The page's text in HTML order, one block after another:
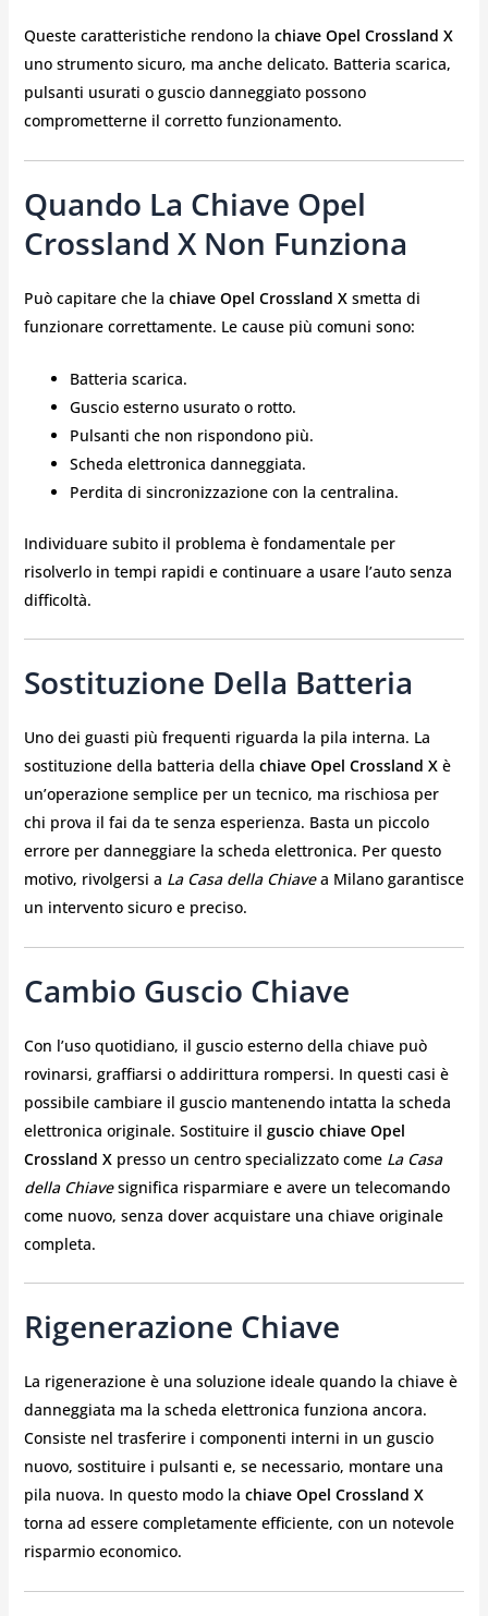
Queste caratteristiche rendono la chiave Opel Crossland X
uno strumento sicuro, ma anche delicato. Batteria scarica,
pulsanti usurati o guscio danneggiato possono
comprometterne il corretto funzionamento.
Quando La Chiave Opel
Crossland X Non Funziona
Può capitare che la chiave Opel Crossland Xsmetta di
funzionare correttamente. Le cause più comuni sono:
Batteria scarica.
Guscio esterno usurato o rotto.
Pulsanti che non rispondono più.
Scheda elettronica danneggiata.
Perdita di sincronizzazione con la centralina.
Individuare subito il problema è fondamentale per
risolverlo in tempi rapidi e continuare a usare l’auto senza
difficoltà.
Sostituzione Della Batteria
Uno dei guasti più frequenti riguarda la pila interna. La
sostituzione della batteria della chiave Opel Crossland Xè
un’operazione semplice per un tecnico, ma rischiosa per
chi prova il fai da te senza esperienza. Basta un piccolo
errore per danneggiare la scheda elettronica. Per questo
motivo, rivolgersi a La Casa della Chiavea Milano garantisce
un intervento sicuro e preciso.
Cambio Guscio Chiave
Con l’uso quotidiano, il guscio esterno della chiave può
rovinarsi, graffiarsi o addirittura rompersi. In questi casi è
possibile cambiare il guscio mantenendo intatta la scheda
elettronica originale. Sostituire il guscio chiave Opel
Crossland Xpresso un centro specializzato come La Casa
della Chiavesignifica risparmiare e avere un telecomando
come nuovo, senza dover acquistare una chiave originale
completa.
Rigenerazione Chiave
La rigenerazione è una soluzione ideale quando la chiave è
danneggiata ma la scheda elettronica funziona ancora.
Consiste nel trasferire i componenti interni in un guscio
nuovo, sostituire i pulsanti e, se necessario, montare una
pila nuova. In questo modo la chiave Opel Crossland X
torna ad essere completamente efficiente, con un notevole
risparmio economico.